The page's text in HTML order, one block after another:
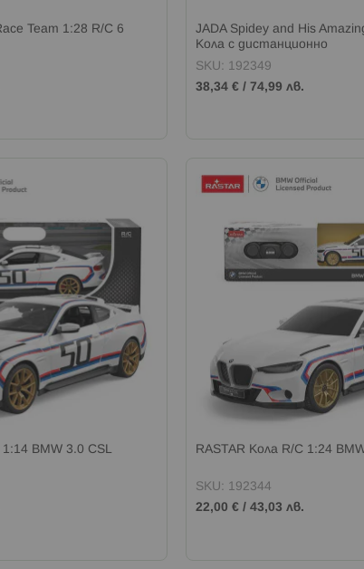
Team 1:28 R/C 6
JADA Spidey and His
Кола с дистанционно
SKU: 192349
38,34 € /74,99 лв.
1:14 BMW 3.0 CSL RASTAR Кола R/C 1:24
SKU: 192344
22,00 € /43,03 лв.